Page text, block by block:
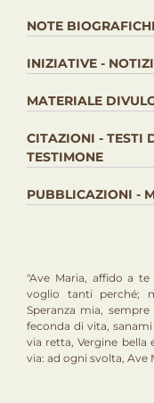
NOTE
INIZIATIVE -
MATERIALE
CITAZIONI - TESTI
TESTIMONE
PUBBLICAZIONI -
"Ave Maria, affido a
voglio tanti perché;
Speranza mia,
feconda di vita,
via retta, Vergine
via: ad ogni svolta, Ave